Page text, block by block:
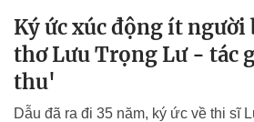
Ký ức xúc động ít người
thơ Lưu Trọng Lư - tác
thu'
Dẫu đã ra đi 35 năm, ký ức về thi sĩ